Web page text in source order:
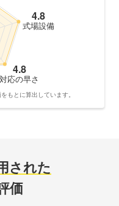
4.8
式場設備
4.8
対応の早さ
もとに算出しています。
された
価